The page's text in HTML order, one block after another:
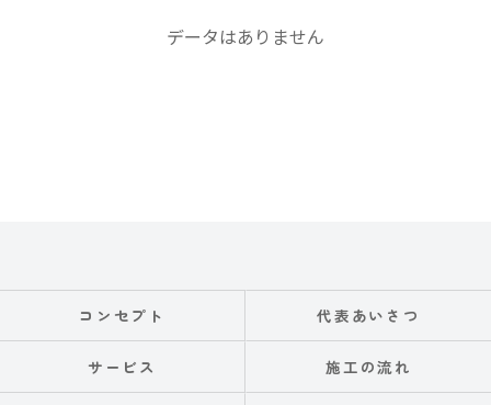
データはありません
コンセプト 代表あいさつ
サービス 施工の流れ